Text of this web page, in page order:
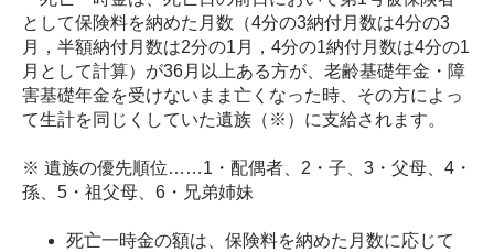
として保険料を納めた月数（4分の3納付月数は4分の3
月，半額納付月数は2分の1月，4分の1納付月数は4分の1
月として計算）が36月以上ある方が、老齢基礎年金・障
害基礎年金を受けないまま亡くなった時、その方によっ
て生計を同じくしていた遺族（※）に支給されます。
※ 遺族の優先順位……1・配偶者、2・子、3・父母、4・
孫、5・祖父母、6・兄弟姉妹
死亡一時金の額は、保険料を納めた月数に応じて